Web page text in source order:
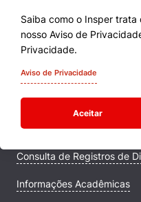
Saiba como o Insper trata
nosso Aviso de
Privacidade.
Aviso de Privacidade
Aceitar
Cursos
Quem Somos
Comunidade Transforme
Campus
Consulta de Registros de
Informações Acadêmicas